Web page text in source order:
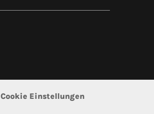
Cookie Einstellungen